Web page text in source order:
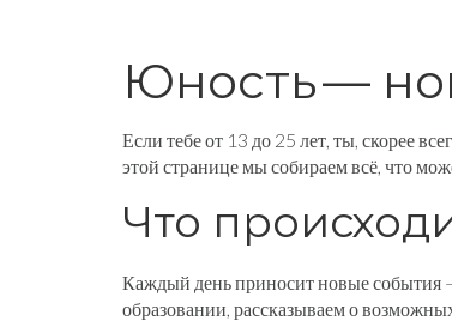
Юность —
Если тебе от 13 до 25 лет, ты, скорее
этой странице мы собираем всё, что
Что
Каждый день приносит новые события
образовании, рассказываем о